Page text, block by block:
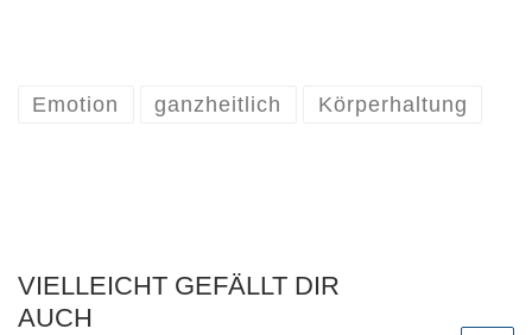
Emotion ganzheitlich Körperhaltung
VIELLEICHT GEFÄLLT DIR
AUCH